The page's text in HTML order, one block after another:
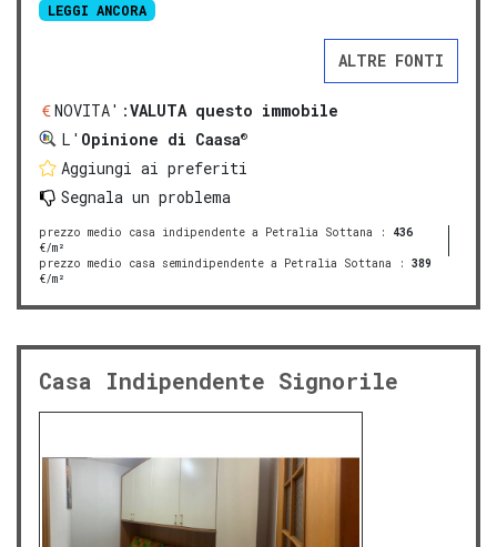
LEGGI ANCORA
ALTRE FONTI
NOVITA':VALUTA questo immobile
L' Opinione di Caasa®
Aggiungi ai preferiti
Segnala un problema
prezzo medio casa indipendente a Petralia Sottana : 436
€/m²
prezzo medio casa semindipendente a Petralia Sottana : 389
€/m²
Casa Indipendente Signorile